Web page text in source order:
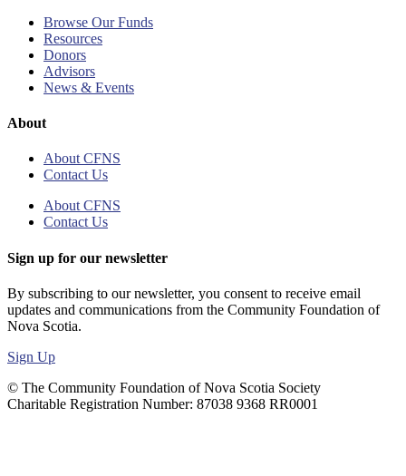
Browse Our Funds
Resources
Donors
Advisors
News & Events
About
About CFNS
Contact Us
About CFNS
Contact Us
Sign up for our newsletter
By subscribing to our newsletter, you consent to receive email
updates and communications from the Community Foundation of
Nova Scotia.
Sign Up
© The Community Foundation of Nova Scotia Society
Charitable Registration Number: 87038 9368 RR0001